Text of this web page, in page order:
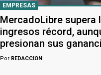
EMPRESAS
MercadoLibre supera
ingresos récord,
presionan sus
Por REDACCION